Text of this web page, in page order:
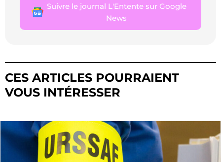
Suivre le journal L'Entente sur Google
News
CES ARTICLES POURRAIENT
VOUS INTÉRESSER